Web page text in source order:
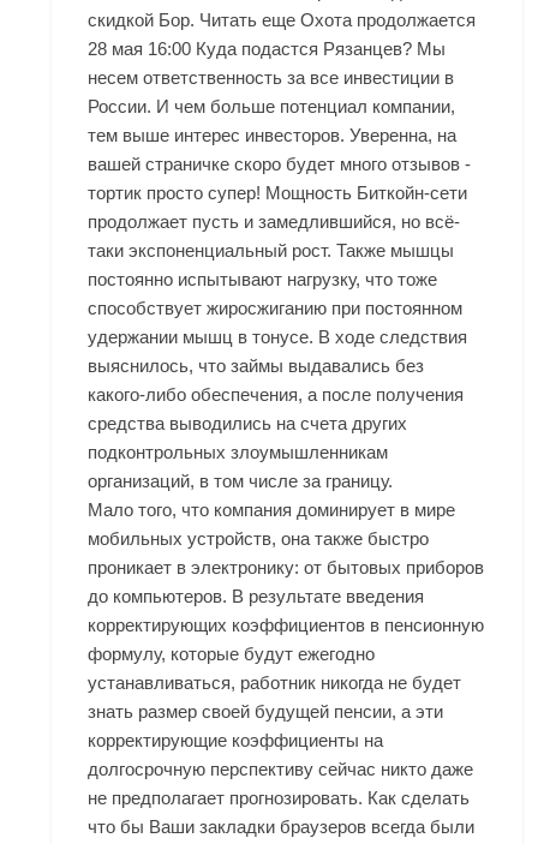
скидкой Бор. Читать еще Охота продолжается
28 мая 16:00 Куда подастся Рязанцев? Мы
несем ответственность за все инвестиции в
России. И чем больше потенциал компании,
тем выше интерес инвесторов. Уверенна, на
вашей страничке скоро будет много отзывов -
тортик просто супер! Мощность Биткойн-сети
продолжает пусть и замедлившийся, но всё-
таки экспоненциальный рост. Также мышцы
постоянно испытывают нагрузку, что тоже
способствует жиросжиганию при постоянном
удержании мышц в тонусе. В ходе следствия
выяснилось, что займы выдавались без
какого-либо обеспечения, а после получения
средства выводились на счета других
подконтрольных злоумышленникам
организаций, в том числе за границу.
Мало того, что компания доминирует в мире
мобильных устройств, она также быстро
проникает в электронику: от бытовых приборов
до компьютеров. В результате введения
корректирующих коэффициентов в пенсионную
формулу, которые будут ежегодно
устанавливаться, работник никогда не будет
знать размер своей будущей пенсии, а эти
корректирующие коэффициенты на
долгосрочную перспективу сейчас никто даже
не предполагает прогнозировать. Как сделать
что бы Ваши закладки браузеров всегда были